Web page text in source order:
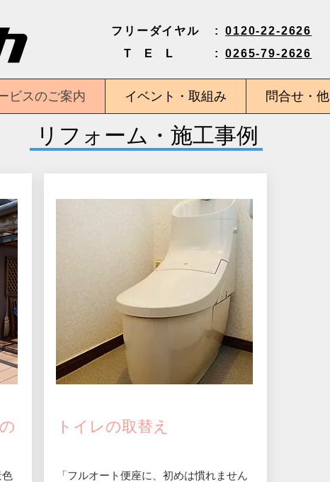
フリーダイヤル
T
E L
:
:
0120-22-2626
0265-79-2626
ビスのご案内 イベント・取組み 問合せ・他
リフォーム・施工事例
色
​トイレの取替え
「フルオート便座に、初めは慣れません